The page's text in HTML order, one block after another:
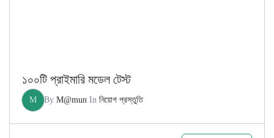
১০০টি প্রাইমারি মডেল টেস্ট
M By M@mun In নিয়োগ প্রস্তুতি